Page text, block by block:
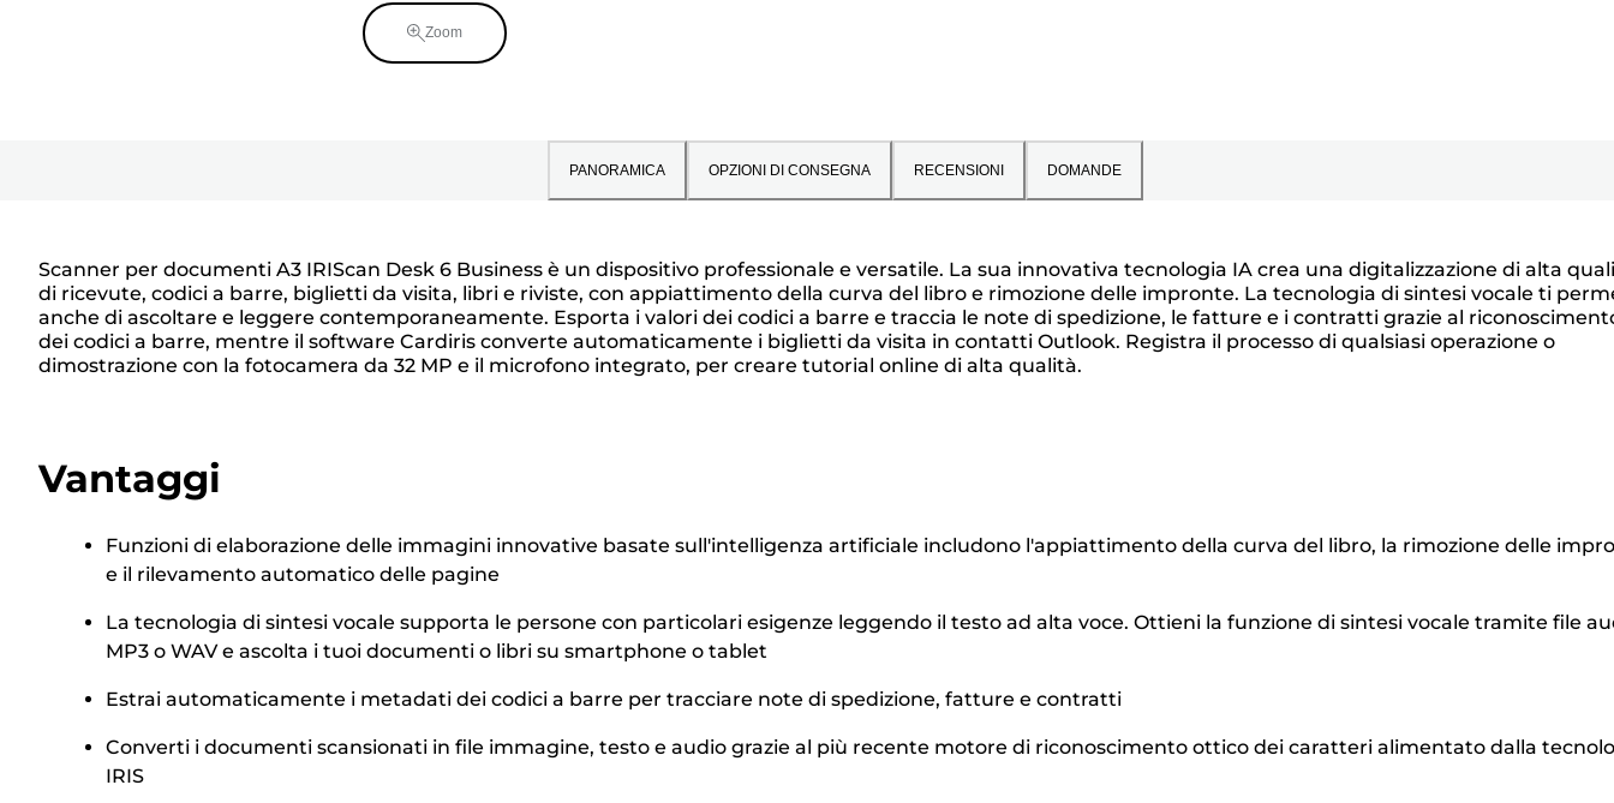
Zoom
PANORAMICA OPZIONI DI CONSEGNA RECENSIONI DOMANDE
Scanner per documenti A3 IRIScan Desk 6 Business è un dispositivo professionale e versatile. La sua innovativa tecnologia IA crea una digitalizzazione di alta
di ricevute, codici a barre, biglietti da visita, libri e riviste, con appiattimento della curva del libro e rimozione delle impronte. La tecnologia di sintesi vocale ti
anche di ascoltare e leggere contemporaneamente. Esporta i valori dei codici a barre e traccia le note di spedizione, le fatture e i contratti grazie al
dei codici a barre, mentre il software Cardiris converte automaticamente i biglietti da visita in contatti Outlook. Registra il processo di qualsiasi operazione o
dimostrazione con la fotocamera da 32 MP e il microfono integrato, per creare tutorial online di alta qualità.
Vantaggi
Funzioni di elaborazione delle immagini innovative basate sull'intelligenza artificiale includono l'appiattimento della curva del libro, la rimozione delle
e il rilevamento automatico delle pagine
La tecnologia di sintesi vocale supporta le persone con particolari esigenze leggendo il testo ad alta voce. Ottieni la funzione di sintesi vocale tramite file
MP3 o WAV e ascolta i tuoi documenti o libri su smartphone o tablet
Estrai automaticamente i metadati dei codici a barre per tracciare note di spedizione, fatture e contratti
Converti i documenti scansionati in file immagine, testo e audio grazie al più recente motore di riconoscimento ottico dei caratteri alimentato dalla
IRIS